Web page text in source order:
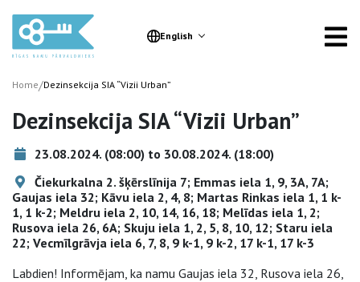
English
Home/Dezinsekcija SIA “Vizii Urban”
Dezinsekcija SIA “Vizii Urban”
23.08.2024. (08:00) to 30.08.2024. (18:00)
Čiekurkalna 2. šķērslīnija 7; Emmas iela 1, 9, 3A, 7A;
Gaujas iela 32; Kāvu iela 2, 4, 8; Martas Rinkas iela 1, 1 k-
1, 1 k-2; Meldru iela 2, 10, 14, 16, 18; Melīdas iela 1, 2;
Rusova iela 26, 6A; Skuju iela 1, 2, 5, 8, 10, 12; Staru iela
22; Vecmīlgrāvja iela 6, 7, 8, 9 k-1, 9 k-2, 17 k-1, 17 k-3
Labdien! Informējam, ka namu Gaujas iela 32, Rusova iela 26,